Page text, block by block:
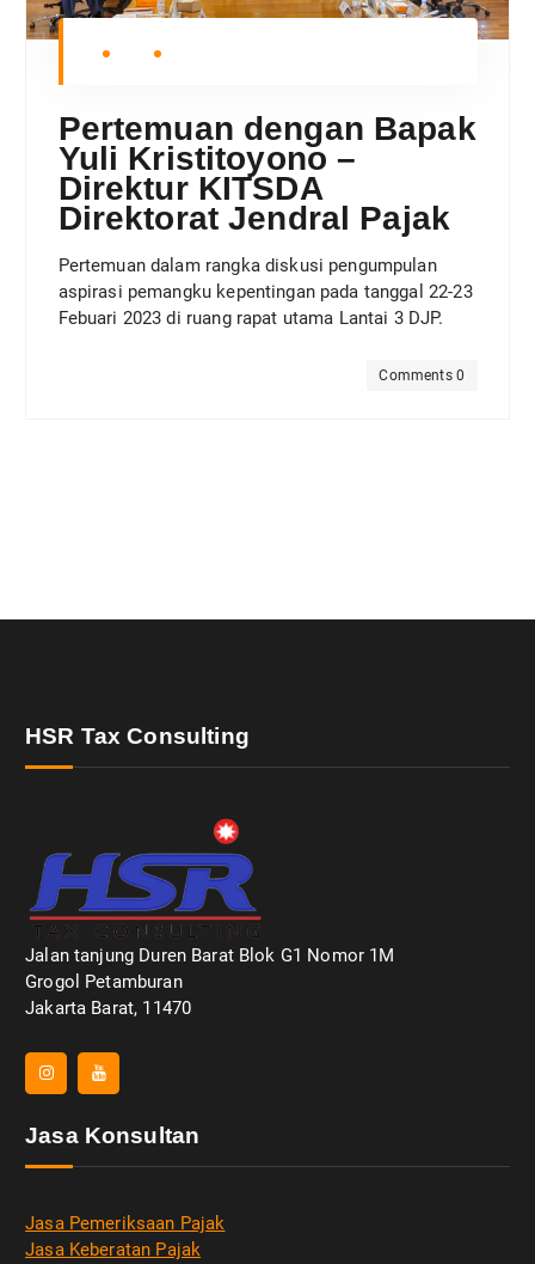
Pertemuan dengan Bapak
Yuli Kristitoyono –
Direktur KITSDA
Direktorat Jendral Pajak
Pertemuan dalam rangka diskusi pengumpulan
aspirasi pemangku kepentingan pada tanggal 22-23
Febuari 2023 di ruang rapat utama Lantai 3 DJP.
Comments 0
HSR Tax Consulting
Jalan tanjung Duren Barat Blok G1 Nomor 1M
Grogol Petamburan
Jakarta Barat, 11470
Jasa Konsultan
Jasa Pemeriksaan Pajak
Jasa Keberatan Pajak